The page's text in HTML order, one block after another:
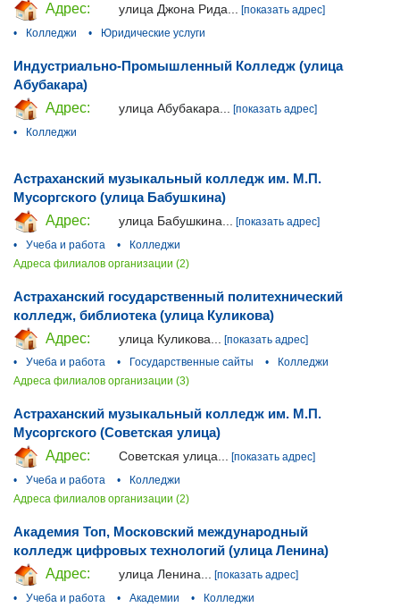
Адрес:
улица Джона Рида... [показать адрес]
•
Колледжи • Юридические услуги
Индустриально-Промышленный Колледж (улица
Абубакара)
Адрес:
улица Абубакара...
[показать адрес]
•
Колледжи
Астраханский музыкальный колледж им. М.П.
Мусоргского (улица Бабушкина)
Адрес:
улица Бабушкина...
[показать адрес]
•
Учеба и работа •
Колледжи
Адреса филиалов организации (2)
Астраханский государственный политехнический
колледж, библиотека (улица Куликова)
Адрес:
улица Куликова...
[показать адрес]
•
Учеба и работа • Государственные сайты •
Колледжи
Адреса филиалов организации (3)
Астраханский музыкальный колледж им. М.П.
Мусоргского (Советская улица)
Адрес:
Советская улица... [показать адрес]
•
Учеба и работа •
Колледжи
Адреса филиалов организации (2)
Академия Топ, Московский международный
колледж цифровых технологий (улица Ленина)
Адрес:
улица Ленина...
[показать адрес]
•
Учеба и работа • Академии • Колледжи